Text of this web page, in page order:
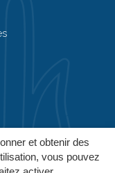
et obtenir des
vous pouvez